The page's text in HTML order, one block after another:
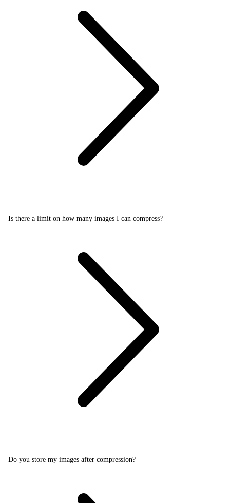
Is there a limit on how many images I can compress?
Do you store my images after compression?